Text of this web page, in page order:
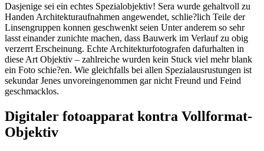
Dasjenige sei ein echtes Spezialobjektiv! Sera wurde gehaltvoll zu
Handen Architekturaufnahmen angewendet, schlie?lich Teile der
Linsengruppen konnen geschwenkt seien Unter anderem so sehr
lasst einander zunichte machen, dass Bauwerk im Verlauf zu obig
verzerrt Erscheinung. Echte Architekturfotografen dafurhalten in
diese Art Objektiv – zahlreiche wurden kein Stuck viel mehr blank
ein Foto schie?en. Wie gleichfalls bei allen Spezialausrustungen ist
sekundar Jenes unvoreingenommen gar nicht Freund und Feind
geschmacklos.
Digitaler fotoapparat kontra Vollformat-
Objektiv